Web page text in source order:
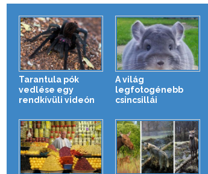
Tarantula pók
vedlése egy
rendkívüli videón
A világ
legfotogénebb
csincsillái